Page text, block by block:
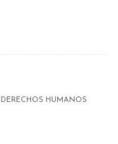
DERECHOS HUMANOS